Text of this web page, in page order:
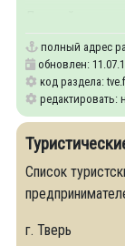
полный адрес
обновлен:
код раздела:
редактировать:
Список
г. Тверь